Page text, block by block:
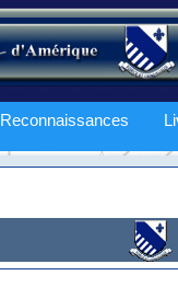
Reconnaissances